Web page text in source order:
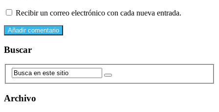
Recibir un correo electrónico con cada nueva entrada.
Buscar
Archivo